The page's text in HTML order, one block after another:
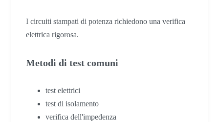
I circuiti stampati di potenza richiedono una verifica
elettrica rigorosa.
Metodi di test comuni
test elettrici
test di isolamento
verifica dell'impedenza